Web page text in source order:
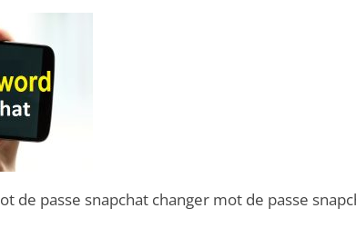
de passe snapchat changer mot de passe